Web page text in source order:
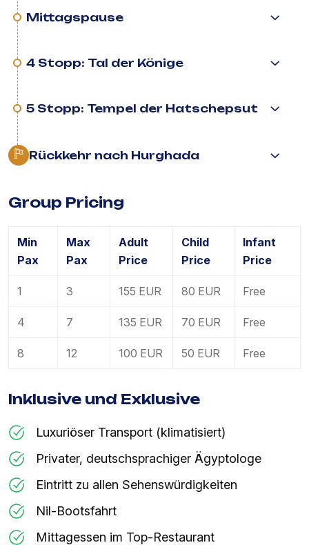
Mittagspause
4 Stopp: Tal der Könige
5 Stopp: Tempel der Hatschepsut
Rückkehr nach Hurghada
Group Pricing
Min
Pax
Max
Pax
Adult
Price
Child
Price
Infant
Price
1 3 155 EUR 80 EUR Free
4 7 135 EUR 70 EUR Free
8 12 100 EUR 50 EUR Free
Inklusive und Exklusive
Luxuriöser Transport (klimatisiert)
Privater, deutschsprachiger Ägyptologe
Eintritt zu allen Sehenswürdigkeiten
Nil-Bootsfahrt
Mittagessen im Top-Restaurant